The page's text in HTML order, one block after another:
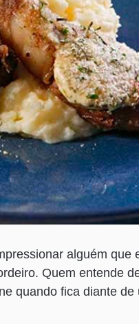
alguém que
Quem entende
quando fica diante